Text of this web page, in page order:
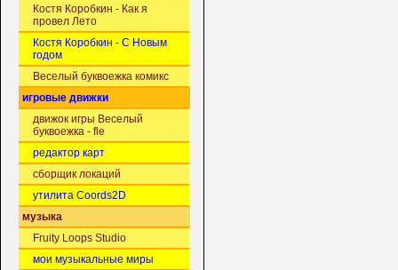
Костя Коробкин - Как я
провел Лето
Костя Коробкин - С Новым
годом
Веселый буквоежка комикс
игровые движки
движок игры Веселый
буквоежка - fle
редактор карт
сборщик локаций
утилита Coords2D
музыка
Fruity Loops Studio
мои музыкальные миры